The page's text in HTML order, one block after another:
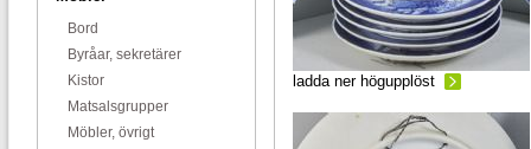
Bord
Byråar, sekretärer
Kistor
Matsalsgrupper
Möbler, övrigt
ladda ner högupplöst